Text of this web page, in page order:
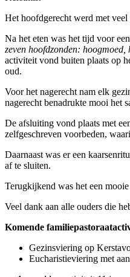
Het hoofdgerecht werd met
Na het eten was het tijd voor
zeven hoofdzonden:
activiteit vond buiten plaats op
oud.
Voor het nagerecht nam elk
nagerecht benadrukte mooi het
De afsluiting vond plaats met
zelfgeschreven voorbeden,
Daarnaast was er een
af te sluiten.
Terugkijkend was het een
Veel dank aan alle ouders die
Komende
Gezinsviering op
Eucharistieviering met